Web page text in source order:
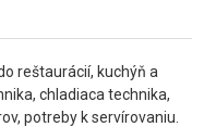
reštaurácií, kuchýň a
chladiaca technika,
potreby k servírovaniu.